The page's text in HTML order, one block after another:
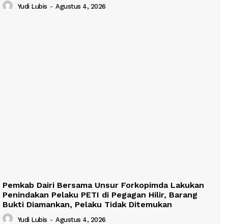
Yudi Lubis - Agustus 4, 2026
Pemkab Dairi Bersama Unsur Forkopimda Lakukan
Penindakan Pelaku PETI di Pegagan Hilir, Barang
Bukti Diamankan, Pelaku Tidak Ditemukan
Yudi Lubis - Agustus 4, 2026